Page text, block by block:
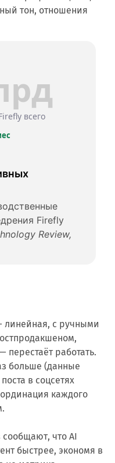
тон, отношения
всего
Firefly
Review,
линейная, с ручными
работать.
больше (данные
в соцсетях
каждого
что AI
быстрее, экономя в